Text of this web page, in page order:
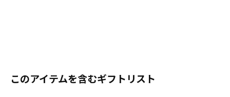
このアイテムを含むギフトリスト